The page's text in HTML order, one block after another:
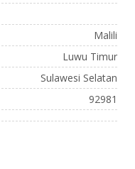
Malili
Luwu Timur
Sulawesi Selatan
92981